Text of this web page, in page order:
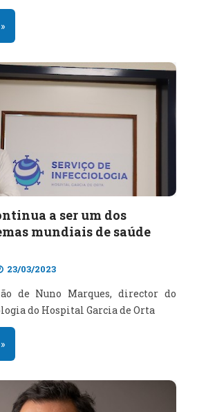
a ser um dos
mundiais de saúde
23/03/2023
de Nuno Marques, director do
do Hospital Garcia de Orta